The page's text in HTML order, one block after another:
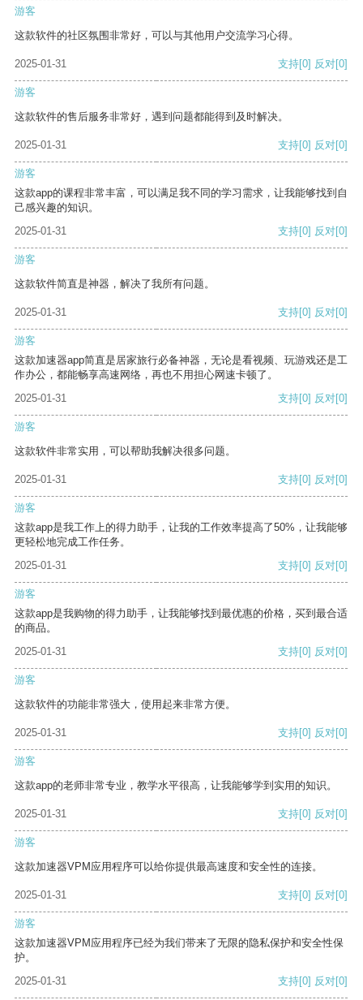
游客
这款软件的社区氛围非常好，可以与其他用户交流学习心得。
2025-01-31 支持[0] 反对[0]
游客
这款软件的售后服务非常好，遇到问题都能得到及时解决。
2025-01-31 支持[0] 反对[0]
游客
这款app的课程非常丰富，可以满足我不同的学习需求，让我能够找到自
己感兴趣的知识。
2025-01-31
支持[0] 反对[0]
游客
这款软件简直是神器，解决了我所有问题。
2025-01-31 支持[0] 反对[0]
游客
这款加速器app简直是居家旅行必备神器，无论是看视频、玩游戏还是工
作办公，都能畅享高速网络，再也不用担心网速卡顿了。
2025-01-31
支持[0] 反对[0]
游客
这款软件非常实用，可以帮助我解决很多问题。
2025-01-31 支持[0] 反对[0]
游客
这款app是我工作上的得力助手，让我的工作效率提高了50%，让我能够
更轻松地完成工作任务。
2025-01-31
支持[0] 反对[0]
游客
这款app是我购物的得力助手，让我能够找到最优惠的价格，买到最合适
的商品。
2025-01-31
支持[0] 反对[0]
游客
这款软件的功能非常强大，使用起来非常方便。
2025-01-31 支持[0] 反对[0]
游客
这款app的老师非常专业，教学水平很高，让我能够学到实用的知识。
2025-01-31 支持[0] 反对[0]
游客
这款加速器VPM应用程序可以给你提供最高速度和安全性的连接。
2025-01-31 支持[0] 反对[0]
游客
这款加速器VPM应用程序已经为我们带来了无限的隐私保护和安全性保
护。
2025-01-31
支持[0] 反对[0]